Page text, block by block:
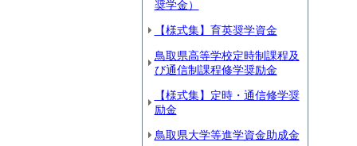
奨学金）
【様式集】育英奨学資金
鳥取県高等学校定時制課程及
び通信制課程修学奨励金
【様式集】定時・通信修学奨
励金
鳥取県大学等進学資金助成金